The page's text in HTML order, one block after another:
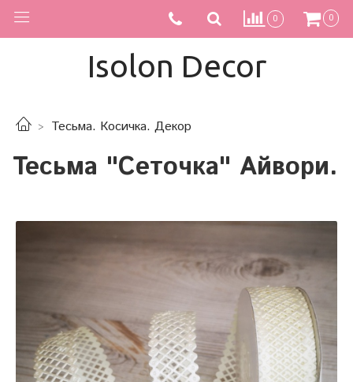
0 0
Isolon Decor
Тесьма. Косичка. Декор
Тесьма "Сеточка" Айвори.